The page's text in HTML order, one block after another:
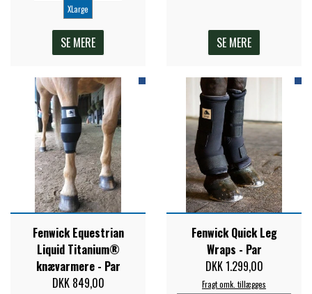
PREMIER EQUINE GROOMING & STALD
PREMIER EQUINE RYTTER
PHARMACARE
PREMIER EQUINE
RACING TACK
XLarge
SE MERE SE MERE
Fenwick Equestrian
Liquid Titanium®
knævarmere - Par
DKK 849,00
Fenwick Quick Leg
Wraps - Par
DKK 1.299,00
Fragt omk. tillægges